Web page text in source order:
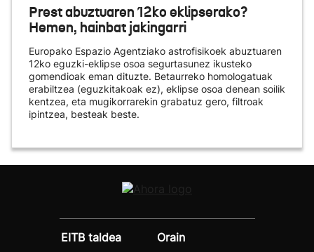
Prest abuztuaren 12ko eklipserako?
Hemen, hainbat jakingarri
Europako Espazio Agentziako astrofisikoek abuztuaren
12ko eguzki-eklipse osoa segurtasunez ikusteko
gomendioak eman dituzte. Betaurreko homologatuak
erabiltzea (eguzkitakoak ez), eklipse osoa denean soilik
kentzea, eta mugikorrarekin grabatuz gero, filtroak
ipintzea, besteak beste.
EITB taldea
Orain